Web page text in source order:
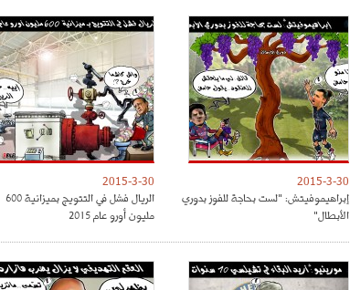
2015-3-30
إبراهيموفيتش: "لست بحاجة للفوز بدوري
الأبطال"
2015-3-30
الريال فشل في التتويج بميزانية 600
مليون أورو عام 2015